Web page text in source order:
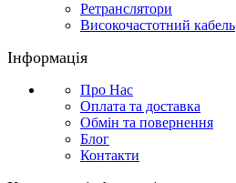
Ретранслятори
Високочастотний кабель
Інформація
Про Нас
Оплата та доставка
Обмін та повернення
Блог
Контакти